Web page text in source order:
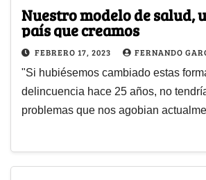
Nuestro modelo de salud,
país que creamos
FEBRERO 17, 2023 FERNANDO
"Si hubiésemos cambiado estas
delincuencia hace 25 años, no
problemas que nos agobian